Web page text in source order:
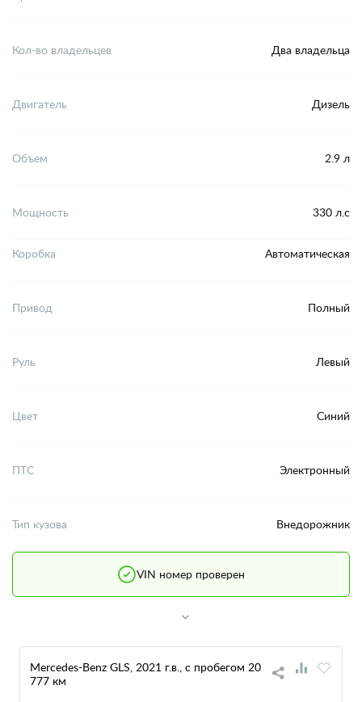
Кол-во владельцев Два владельца
Двигатель Дизель
Объем 2.9 л
Мощность 330 л.с
Коробка Автоматическая
Привод Полный
Руль Левый
Цвет Синий
ПТС Электронный
Тип кузова Внедорожник
VIN номер проверен
Mercedes-Benz GLS, 2021 г.в., с пробегом 20
777 км